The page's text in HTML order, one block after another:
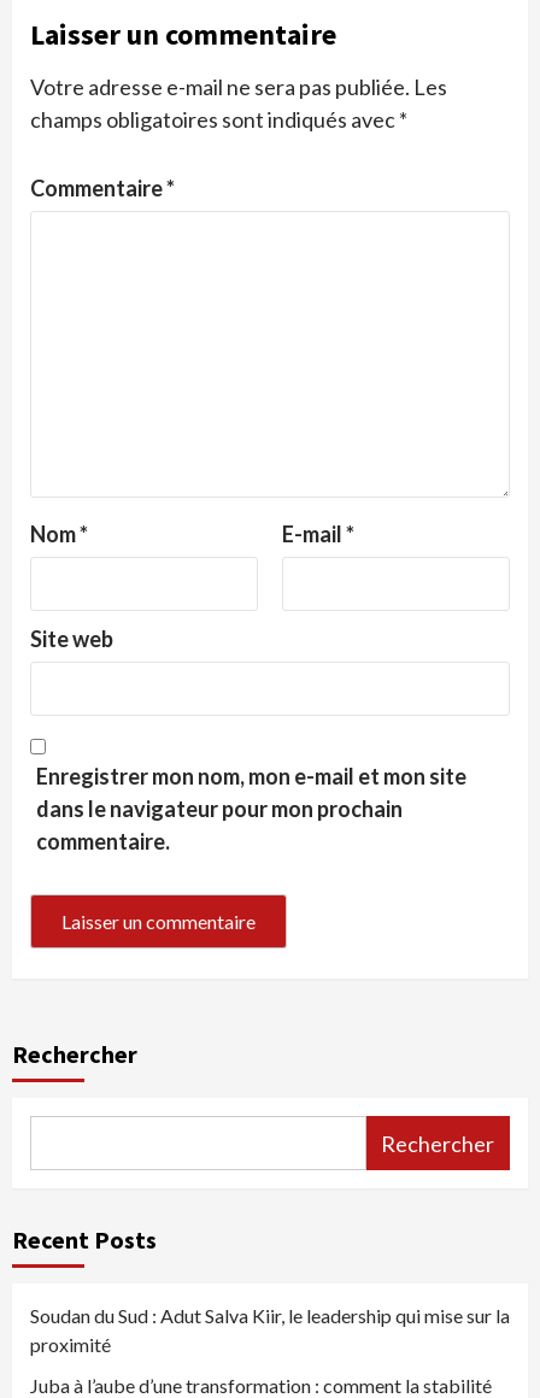
Laisser un commentaire
Votre adresse e-mail ne sera pas publiée. Les
champs obligatoires sont indiqués avec*
Commentaire*
Nom* E-mail*
Site web
Enregistrer mon nom, mon e-mail et mon site
dans le navigateur pour mon prochain
commentaire.
Rechercher
Rechercher
Recent Posts
Soudan du Sud : Adut Salva Kiir, le leadership qui mise sur la
proximité
Juba à l’aube d’une transformation : comment la stabilité